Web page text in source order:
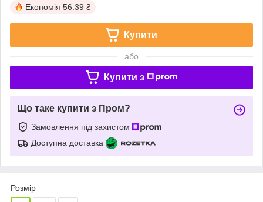
Економія 56.39 ₴
Купити
або
Купити з
Що таке купити з Пром?
Замовлення під захистом
Доступна доставка
Розмір